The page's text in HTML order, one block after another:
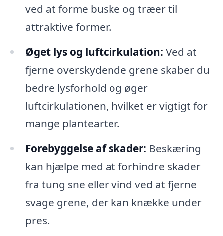
ved at forme buske og træer til
attraktive former.
Øget lys og luftcirkulation: Ved at
fjerne overskydende grene skaber du
bedre lysforhold og øger
luftcirkulationen, hvilket er vigtigt for
mange plantearter.
Forebyggelse af skader: Beskæring
kan hjælpe med at forhindre skader
fra tung sne eller vind ved at fjerne
svage grene, der kan knække under
pres.